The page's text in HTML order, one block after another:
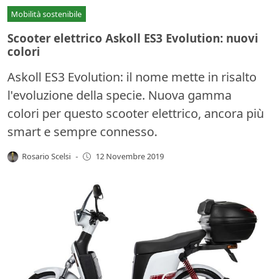
Mobilità sostenibile
Scooter elettrico Askoll ES3 Evolution: nuovi
colori
Askoll ES3 Evolution: il nome mette in risalto
l'evoluzione della specie. Nuova gamma
colori per questo scooter elettrico, ancora più
smart e sempre connesso.
Rosario Scelsi - 12 Novembre 2019